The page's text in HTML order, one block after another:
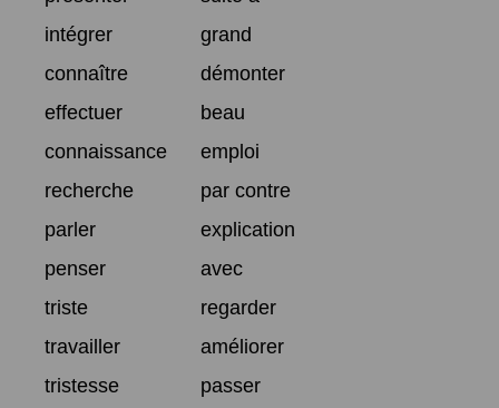
intégrer
grand
connaître
démonter
effectuer
beau
connaissance
emploi
recherche
par contre
parler
explication
penser
avec
triste
regarder
travailler
améliorer
tristesse
passer